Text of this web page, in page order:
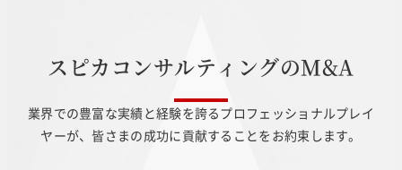
スピカ コ ンサルティ ングのM&A
業界での豊富な実績と経験を誇るプロフェッショナルプレイ
ヤーが、皆さまの成功に貢献することをお約束します。